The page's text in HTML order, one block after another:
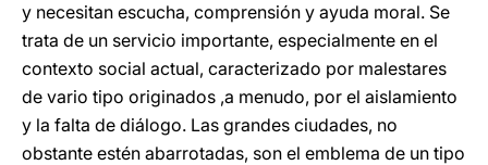
y necesitan escucha, comprensión y ayuda moral. Se
trata de un servicio importante, especialmente en el
contexto social actual, caracterizado por malestares
de vario tipo originados ,a menudo, por el aislamiento
y la falta de diálogo. Las grandes ciudades, no
obstante estén abarrotadas, son el emblema de un tipo